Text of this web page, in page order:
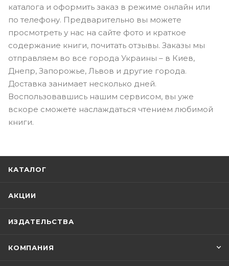
каталога и оформить заказ в режиме онлайн или
по телефону. Предварительно вы можете
просмотреть у нас на сайте фото и краткое
содержание книги, почитать отзывы. Заказы мы
отправляем во все города Украины – в Киев,
Днепр, Запорожье, Львов и другие города.
Доставка занимает несколько дней.
Воспользовавшись нашим сервисом, вы уже
вскоре сможете наслаждаться чтением любимой
книги.
КАТАЛОГ
АКЦИИ
ИЗДАТЕЛЬСТВА
КОМПАНИЯ